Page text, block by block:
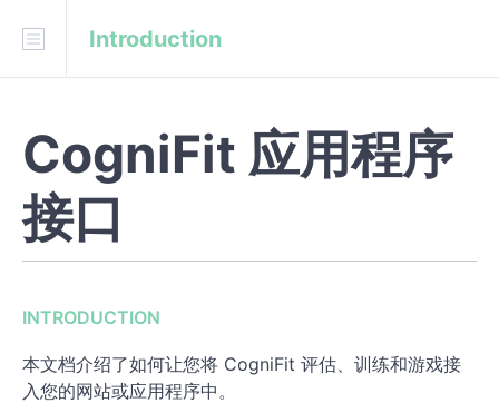
Download
API Blueprint
INTRODUCTION
如何开始
API 限制
后端集成
前端集成
Introduction
CogniFit 应用程序
接口
INTRODUCTION
本文档介绍了如何让您将 CogniFit 评估、训练和游戏接
入您的网站或应用程序中。